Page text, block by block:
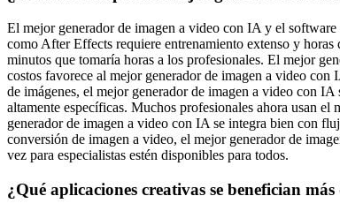
El mejor generador de imagen a video con IA y el
como After Effects requiere entrenamiento extenso y
minutos que tomaría horas a los profesionales. El mejor
costos favorece al mejor generador de imagen a video
de imágenes, el mejor generador de imagen a video con
altamente específicas. Muchos profesionales ahora usan
generador de imagen a video con IA se integra bien con
conversión de imagen a video, el mejor generador de
vez para especialistas estén disponibles para todos.
¿Qué aplicaciones creativas se benefician